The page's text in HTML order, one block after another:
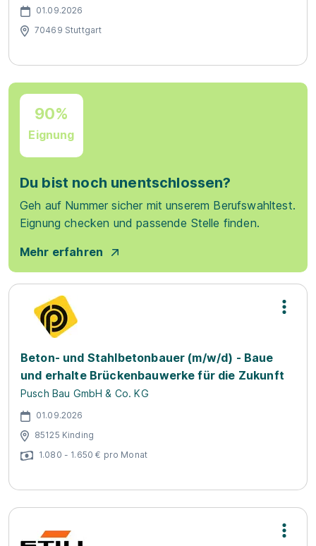
01.09.2026
70469 Stuttgart
90%
Eignung
Du bist noch unentschlossen?
Geh auf Nummer sicher mit unserem Berufswahltest.
Eignung checken und passende Stelle finden.
Mehr erfahren
Beton- und Stahlbetonbauer (m/w/d) - Baue
und erhalte Brückenbauwerke für die Zukunft
Pusch Bau GmbH & Co. KG
01.09.2026
85125 Kinding
1.080 - 1.650 € pro Monat